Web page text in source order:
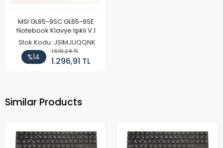
MSI GL65-9SC GL65-9SE
Notebook Klavye Işıklı V.1
Stok Kodu: JSIMJUQQNK
%14
1.516,24 TL
1.296,91 TL
Similar Products